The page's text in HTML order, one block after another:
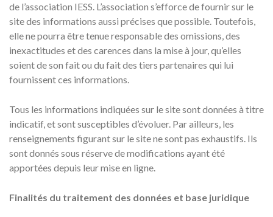
de l’association IESS. L’association s’efforce de fournir sur le
site des informations aussi précises que possible. Toutefois,
elle ne pourra être tenue responsable des omissions, des
inexactitudes et des carences dans la mise à jour, qu’elles
soient de son fait ou du fait des tiers partenaires qui lui
fournissent ces informations.
Tous les informations indiquées sur le site sont données à titre
indicatif, et sont susceptibles d’évoluer. Par ailleurs, les
renseignements figurant sur le site ne sont pas exhaustifs. Ils
sont donnés sous réserve de modifications ayant été
apportées depuis leur mise en ligne.
Finalités du traitement des données et base juridique